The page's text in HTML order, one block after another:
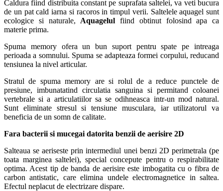
Caldura fiind distribuita constant pe suprafata saltelei, va veti bucura
de un pat cald iarna si racoros in timpul verii. Saltelele aquagel sunt
ecologice si naturale, Aquagelul fiind obtinut folosind apa ca
materie prima.
Spuma memory ofera un bun suport pentru spate pe intreaga
perioada a somnului. Spuma se adapteaza formei corpului, reducand
tensiunea la nivel articular.
Stratul de spuma memory are si rolul de a reduce punctele de
presiune, imbunatatind circulatia sanguina si permitand coloanei
vertebrale si a articulatiilor sa se odihneasca intr-un mod natural.
Sunt eliminate stresul si tensiune musculara, iar utilizatorul va
beneficia de un somn de calitate.
Fara bacterii si mucegai datorita benzii de aerisire 2D
Salteaua se aeriseste prin intermediul unei benzi 2D perimetrala (pe
toata marginea saltelei), special concepute pentru o respirabilitate
optima. Acest tip de banda de aerisire este imbogatita cu o fibra de
carbon antistatic, care elimina undele electromagnetice in saltea.
Efectul neplacut de electrizare dispare.